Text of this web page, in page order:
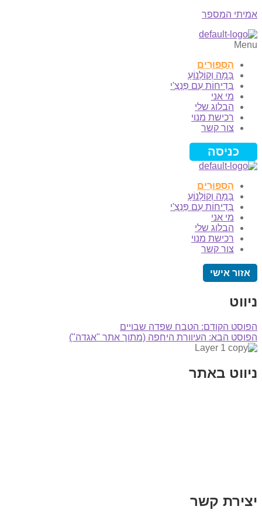
אמיתי המספר
Menu
הַסִּפּוּרִים
בָּמָה וְקוֹלְנוֹעַ
בְּדִיחוֹת עִם פַּנְצִ'י
מי אני
הבלוג שלי
רכישת מנוי
צור קשר
כניסה
הַסִּפּוּרִים
בָּמָה וְקוֹלְנוֹעַ
בְּדִיחוֹת עִם פַּנְצִ'י
מי אני
הבלוג שלי
רכישת מנוי
צור קשר
אזור אישי
ניווט
הפוסט הקודם: הטבח שפדה שבויים
הפוסט הבא: העיוורת היחפה (מתוך אתר "אגדה")
ניווט באתר
יצירת קשר